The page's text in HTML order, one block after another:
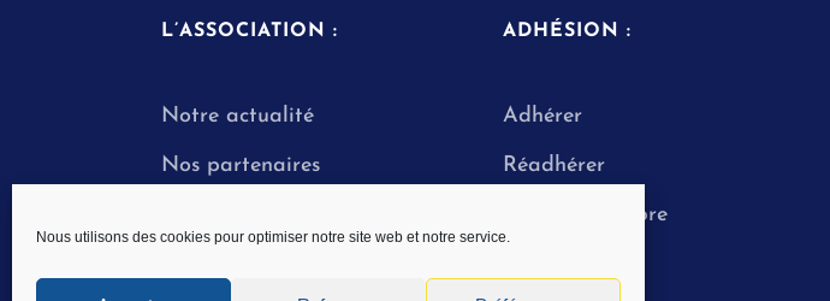
Nous utilisons des cookies pour optimiser notre site web et notre service.
L’ASSOCIATION :
Notre actualité
Nos partenaires
ADHÉSION :
Adhérer
Réadhérer
Devenir Membre